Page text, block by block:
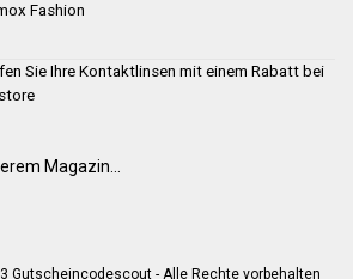
Fashion
Sie Ihre Kontaktlinsen mit einem Rabatt bei
Magazin...
Gutscheincodescout - Alle Rechte vorbehalten